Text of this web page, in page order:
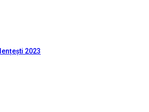
2023